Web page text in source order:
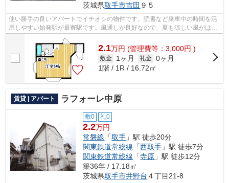
茨城県取手市吉田 ９５
使い勝手の良いアパートでイチオシの物件です。読書など乗車中の時間を活
用しやすい始発駅が最寄駅です。風通しが良好なので、夏も涼しい風がはい
ってきます。満足のいく物件探してい...
2.1万円 (管理費等：3,000円 )
敷金 1ヶ月 礼金 0ヶ月
1階 / 1R / 16.72㎡
賃貸 | アパート ラフォーレ中原
敷0 礼0
2.2万円
常磐線 「取手 」駅 徒歩20分
関東鉄道常総線 「西取手 」駅 徒歩7分
関東鉄道常総線 「寺原 」駅 徒歩12分
築36年 / 17.18㎡
茨城県取手市井野台 ４丁目21-8